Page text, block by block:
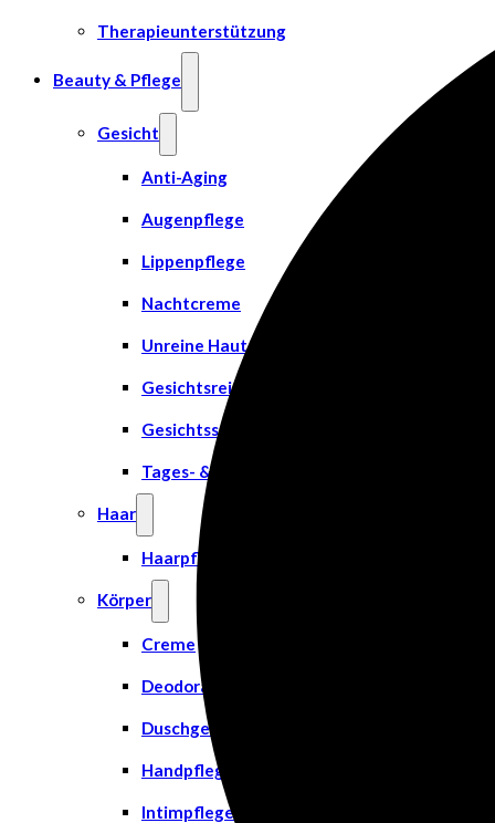
Therapieunterstützung
Beauty & Pflege
Gesicht
Anti-Aging
Augenpflege
Lippenpflege
Nachtcreme
Unreine Haut & Akne
Gesichtsreinigung
Gesichtsserum
Tages- & Feuchtigkeitscremes
Haar
Haarpflege
Körper
Creme
Deodorant
Duschgel
Handpflege
Intimpflege